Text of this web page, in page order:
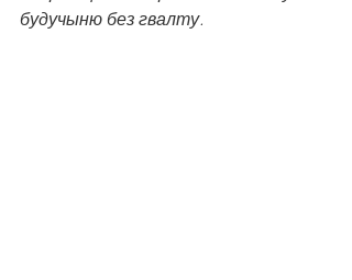
будучыню без гвалту.